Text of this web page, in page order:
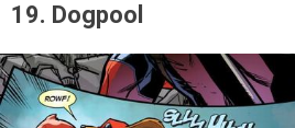
19. Dogpool